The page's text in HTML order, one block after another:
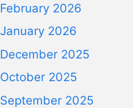
February 2026
January 2026
December 2025
October 2025
September 2025